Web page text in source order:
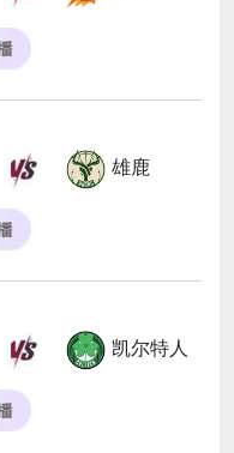
雄鹿
凯尔特人